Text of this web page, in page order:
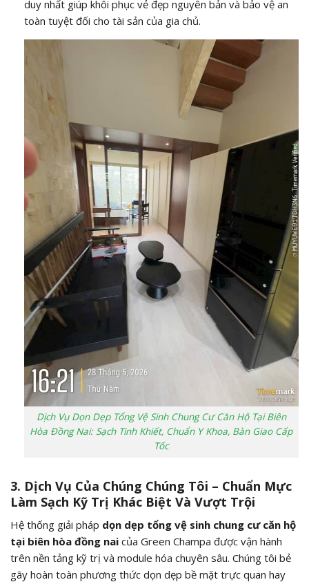
duy nhất giúp khôi phục vẻ đẹp nguyên bản và bảo vệ an
toàn tuyệt đối cho tài sản của gia chủ.
Dịch Vụ Dọn Dẹp Tổng Vệ Sinh Chung Cư Căn Hộ Tại Biên
Hòa Đồng Nai: Sạch Tinh Khiết, Chuẩn Y Khoa, Bàn Giao Cấp
Tốc
3. Dịch Vụ Của Chúng Chúng Tôi – Chuẩn Mực
Làm Sạch Kỹ Trị Khác Biệt Và Vượt Trội
Hệ thống giải pháp dọn dẹp tổng vệ sinh chung cư căn hộ
tại biên hòa đồng nai của Green Champa được vận hành
trên nền tảng kỹ trị và module hóa chuyên sâu. Chúng tôi bẻ
gãy hoàn toàn phương thức dọn dẹp bề mặt trực quan hay